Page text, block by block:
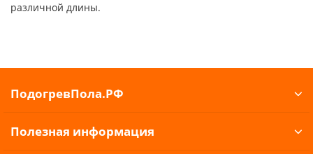
различной длины.
ПодогревПола.РФ
Полезная информация